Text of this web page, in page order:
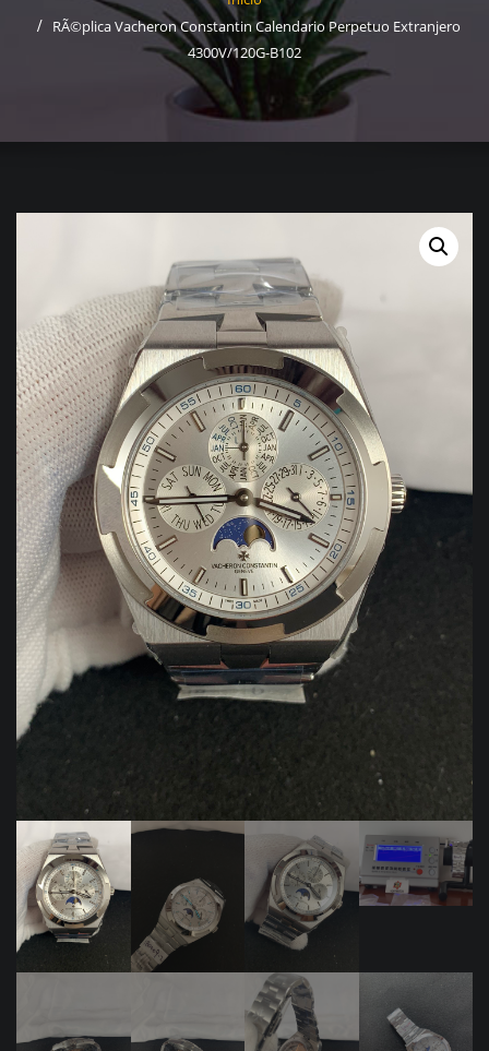
RÃ©plica Vacheron Constantin Calendario Perpetuo Extranjero
4300V/120G-B102